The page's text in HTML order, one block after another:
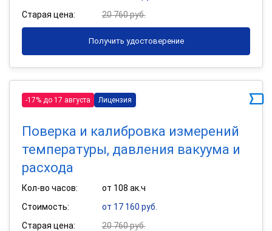
Старая цена:
20 760 руб.
Получить удостоверение
-17% до 17 августа Лицензия
Поверка и калибровка измерений
температуры, давления вакуума и
расхода
Кол-во часов:
от 108 ак.ч
Стоимость:
от 17 160 руб.
Старая цена:
20 760 руб.